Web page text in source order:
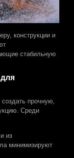
конструкции и
стабильную
прочную,
Среди
из
минимизируют